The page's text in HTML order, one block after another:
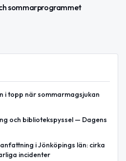
sommarprogrammet
i topp när sommarmagsjukan
och bibliotekspyssel — Dagens
i Jönköpings län: cirka
incidenter